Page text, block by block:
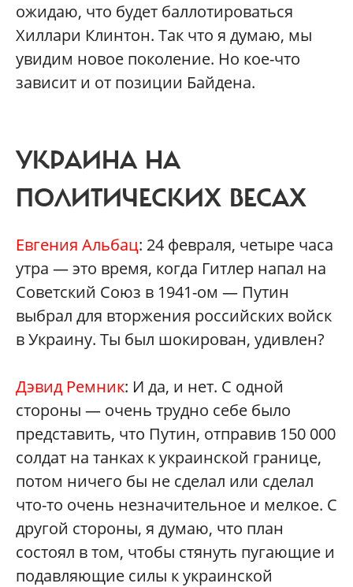
ожидаю, что будет баллотироваться
Хиллари Клинтон. Так что я думаю, мы
увидим новое поколение. Но кое-что
зависит и от позиции Байдена.
УКРАИНА НА
ПОЛИТИЧЕСКИХ ВЕСАХ
Евгения Альбац: 24 февраля, четыре часа
утра — это время, когда Гитлер напал на
Советский Союз в 1941-ом — Путин
выбрал для вторжения российских войск
в Украину. Ты был шокирован, удивлен?
Дэвид Ремник: И да, и нет. С одной
стороны — очень трудно себе было
представить, что Путин, отправив 150 000
солдат на танках к украинской границе,
потом ничего бы не сделал или сделал
что-то очень незначительное и мелкое. С
другой стороны, я думаю, что план
состоял в том, чтобы стянуть пугающие и
подавляющие силы к украинской